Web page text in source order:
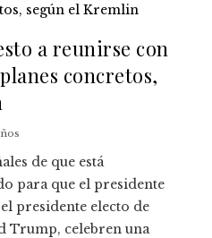
a reunirse con
concretos,
de que está
para que el presidente
presidente electo de
Trump, celebren una